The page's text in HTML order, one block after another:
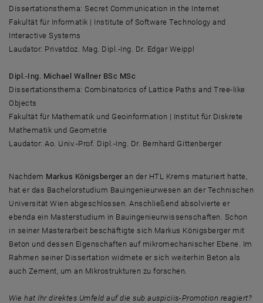
Dissertationsthema: Secret Communication in the Internet
Fakultät für Informatik | Institute of Software Technology and
Interactive Systems
Laudator: Privatdoz. Mag. Dipl.-Ing. Dr. Edgar Weippl
Dipl.-Ing. Michael Wallner BSc MSc
Dissertationsthema: Combinatorics of Lattice Paths and Tree-like
Objects
Fakultät für Mathematik und Geoinformation | Institut für Diskrete
Mathematik und Geometrie
Laudator: Ao. Univ.-Prof. Dipl.-Ing. Dr. Bernhard Gittenberger
Nachdem Markus Königsbergeran der HTL Krems maturiert hatte,
hat er das Bachelorstudium Bauingenieurwesen an der Technischen
Universität Wien abgeschlossen. Anschließend absolvierte er
ebenda ein Masterstudium in Bauingenieurwissenschaften. Schon
in seiner Masterarbeit beschäftigte sich Markus Königsberger mit
Beton und dessen Eigenschaften auf mikromechanischer Ebene. Im
Rahmen seiner Dissertation widmete er sich weiterhin Beton als
auch Zement, um an Mikrostrukturen zu forschen.
Wie hat Ihr direktes Umfeld auf die sub auspiciis-Promotion reagiert?